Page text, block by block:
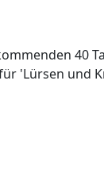
40
'Lürsen und